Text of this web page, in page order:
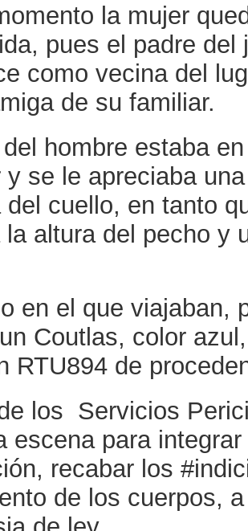
la mujer
pues el padre del
como vecina del
de su familiar.
hombre estaba
y se le apreciaba
del cuello, en tanto
la altura del pecho y
en el que viajaban,
Coutlas, color
RTU894 de
los Servicios
escena para
recabar los
de los cuerpos,